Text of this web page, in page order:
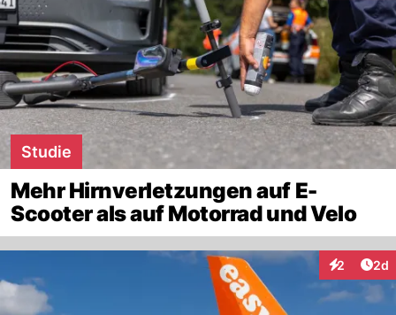
Studie
Mehr Hirnverletzungen auf E-
Scooter als auf Motorrad und Velo
2 2d